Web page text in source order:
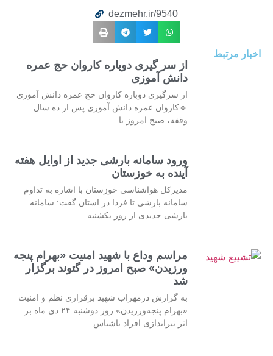
dezmehr.ir/9540
اخبار مرتبط
از سر گیری دوباره کاروان حج عمره
دانش آموزی
از سرگیری دوباره کاروان حج عمره دانش آموزی
🔹کاروان عمره دانش آموزی پس از ده سال
وقفه، صبح امروز با
ورود سامانه بارشی جدید از اوایل هفته
آینده به خوزستان
مدیرکل هواشناسی خوزستان با اشاره به تداوم
سامانه بارشی تا فردا در استان گفت: سامانه
بارشی جدیدی از روز یکشنبه
مراسم وداع با شهید امنیت «بهرام پنجه
ورزیدن» صبح امروز در گتوند برگزار
شد
به گزارش دزمهراب شهید برقراری نظم و امنیت
«بهرام پنجه‌ورزیدن» روز دوشنبه ۲۴ دی ماه بر
اثر تیراندازی افراد ناشناس